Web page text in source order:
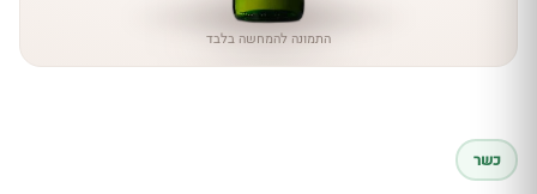
התמונה להמחשה בלבד
כשר